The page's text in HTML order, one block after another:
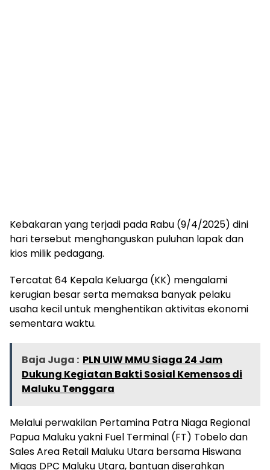
Kebakaran yang terjadi pada Rabu (9/4/2025) dini
hari tersebut menghanguskan puluhan lapak dan
kios milik pedagang.
Tercatat 64 Kepala Keluarga (KK) mengalami
kerugian besar serta memaksa banyak pelaku
usaha kecil untuk menghentikan aktivitas ekonomi
sementara waktu.
Baja Juga : PLN UIW MMU Siaga 24 Jam
Dukung Kegiatan Bakti Sosial Kemensos di
Maluku Tenggara
Melalui perwakilan Pertamina Patra Niaga Regional
Papua Maluku yakni Fuel Terminal (FT) Tobelo dan
Sales Area Retail Maluku Utara bersama Hiswana
Migas DPC Maluku Utara, bantuan diserahkan